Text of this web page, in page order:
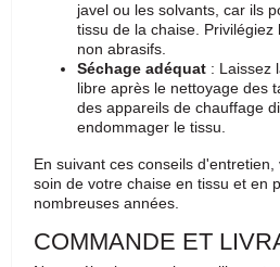
javel ou les solvants, car ils
tissu de la chaise.
non abrasifs.
Séchage adéquat : Laissez
libre après le nettoyage des
des appareils de chauffage
endommager le tissu.
En suivant ces conseils
soin de votre chaise en tissu et en
nombreuses années.
COMMANDE ET